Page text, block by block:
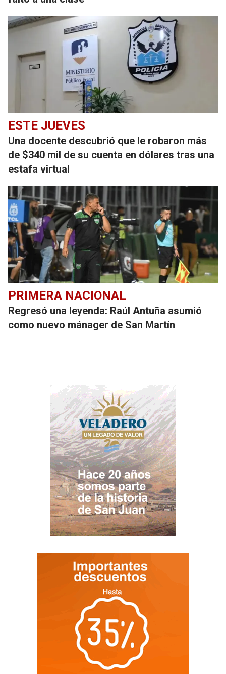
ESTE JUEVES
Una docente descubrió que le robaron más
de $340 mil de su cuenta en dólares tras una
estafa virtual
PRIMERA NACIONAL
Regresó una leyenda: Raúl Antuña asumió
como nuevo mánager de San Martín